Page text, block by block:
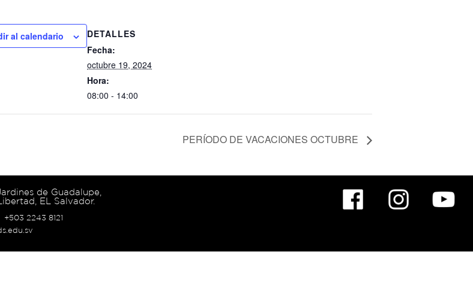
al calendario
DETALLES
Fecha:
octubre 19, 2024
Hora:
08:00 - 14:00
PERÍODO DE VACACIONES OCTUBRE
de Guadalupe,
EL Salvador.
+503 2243 8121